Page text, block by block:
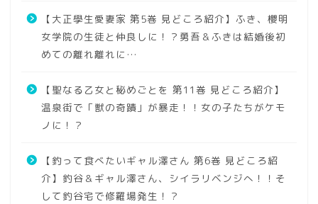
【大正學生愛妻家 第5巻 見どころ紹介】ふき、櫻明
女学院の生徒と仲良しに！？勇吾＆ふきは結婚後初
めての離れ離れに…
【聖なる乙女と秘めごとを 第11巻 見どころ紹介】
温泉街で「獣の奇蹟」が暴走！！女の子たちがケモ
ノに！？
【釣って食べたいギャル澤さん 第6巻 見どころ紹
介】釣谷＆ギャル澤さん、シイラリベンジへ！！そ
して釣谷宅で修羅場発生！？